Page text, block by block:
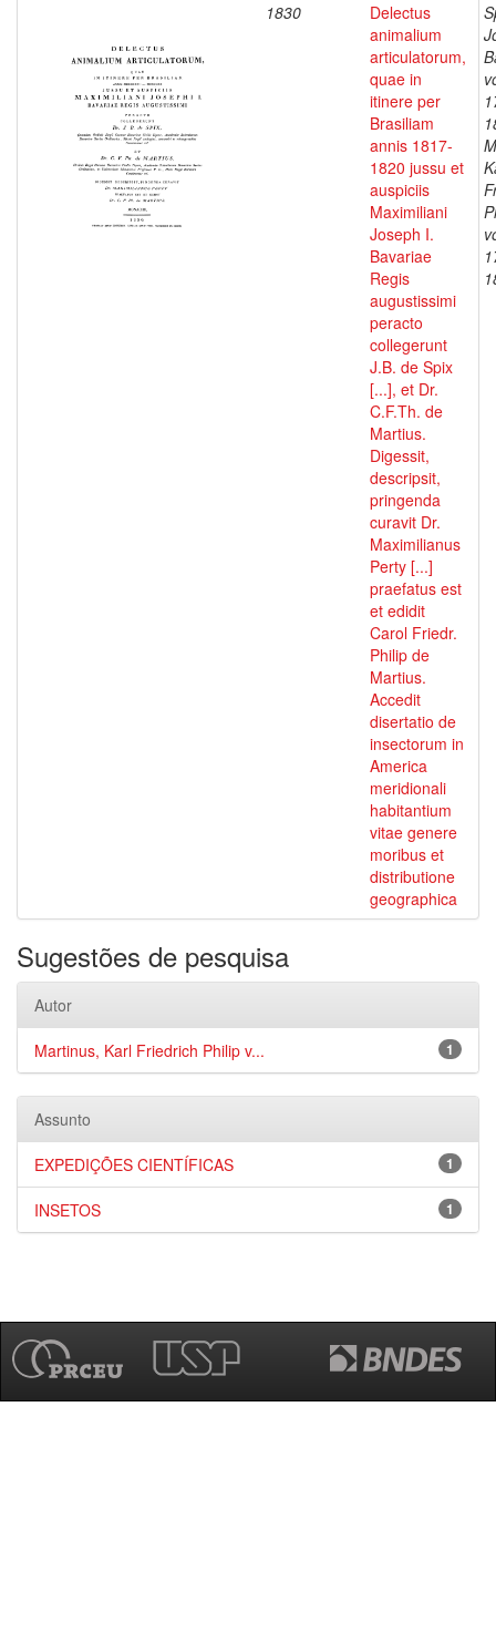
1830
Delectus
animalium
articulatorum,
quae in
itinere per
Brasiliam
annis 1817-
1820 jussu et
auspiciis
Maximiliani
Joseph I.
Bavariae
Regis
augustissimi
peracto
collegerunt
J.B. de Spix
[...], et Dr.
C.F.Th. de
Martius.
Digessit,
descripsit,
pringenda
curavit Dr.
Maximilianus
Perty [...]
praefatus est
et edidit
Carol Friedr.
Philip de
Martius.
Accedit
disertatio de
insectorum in
America
meridionali
habitantium
vitae genere
moribus et
distributione
geographica
Sugestões de pesquisa
Autor
1
Martinus, Karl Friedrich Philip v...
Assunto
1
EXPEDIÇÕES CIENTÍFICAS
1
INSETOS